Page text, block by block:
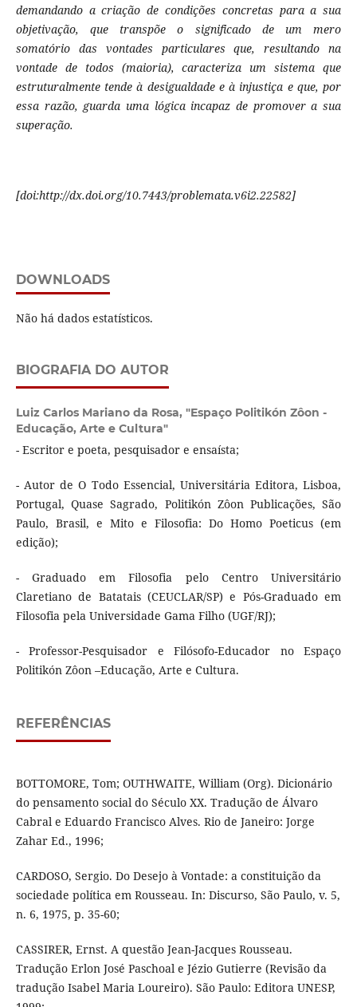
demandando a criação de condições concretas para a sua
objetivação, que transpõe o significado de um mero
somatório das vontades particulares que, resultando na
vontade de todos (maioria), caracteriza um sistema que
estruturalmente tende à desigualdade e à injustiça e que, por
essa razão, guarda uma lógica incapaz de promover a sua
superação.
[doi:http://dx.doi.org/10.7443/problemata.v6i2.22582]
DOWNLOADS
Não há dados estatísticos.
BIOGRAFIA DO AUTOR
Luiz Carlos Mariano da Rosa, "Espaço Politikón Zôon -
Educação, Arte e Cultura"
- Escritor e poeta, pesquisador e ensaísta;
- Autor de O Todo Essencial, Universitária Editora, Lisboa,
Portugal, Quase Sagrado, Politikón Zôon Publicações, São
Paulo, Brasil, e Mito e Filosofia: Do Homo Poeticus (em
edição);
- Graduado em Filosofia pelo Centro Universitário
Claretiano de Batatais (CEUCLAR/SP) e Pós-Graduado em
Filosofia pela Universidade Gama Filho (UGF/RJ);
- Professor-Pesquisador e Filósofo-Educador no Espaço
Politikón Zôon –Educação, Arte e Cultura.
REFERÊNCIAS
BOTTOMORE, Tom; OUTHWAITE, William (Org). Dicionário
do pensamento social do Século XX. Tradução de Álvaro
Cabral e Eduardo Francisco Alves. Rio de Janeiro: Jorge
Zahar Ed., 1996;
CARDOSO, Sergio. Do Desejo à Vontade: a constituição da
sociedade política em Rousseau. In: Discurso, São Paulo, v. 5,
n. 6, 1975, p. 35-60;
CASSIRER, Ernst. A questão Jean-Jacques Rousseau.
Tradução Erlon José Paschoal e Jézio Gutierre (Revisão da
tradução Isabel Maria Loureiro). São Paulo: Editora UNESP,